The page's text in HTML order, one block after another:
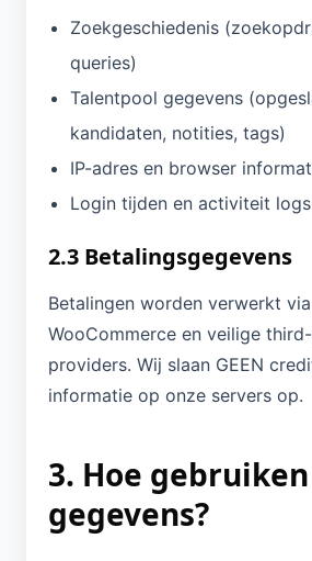
Zoekgeschiedenis
queries)
Talentpool gegevens
kandidaten, notities, tags)
IP-adres en browser
Login tijden en activiteit logs
2.3 Betalingsgegevens
Betalingen worden verwerkt via
WooCommerce en veilige
providers. Wij slaan GEEN
informatie op onze servers op.
3. Hoe
gegevens?